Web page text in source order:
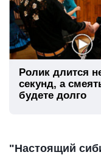
Ролик длится
секунд, а
будете долго
"Настоящий